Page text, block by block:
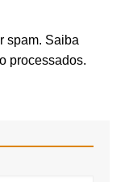
spam. Saiba
processados.